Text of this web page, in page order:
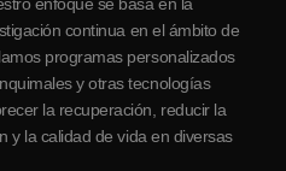
continua en el ámbito de
programas personalizados
y otras tecnologías
la recuperación, reducir la
y la calidad de vida en diversas